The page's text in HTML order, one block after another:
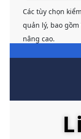
Các tùy chọn
quản lý, bao
nâng cao.